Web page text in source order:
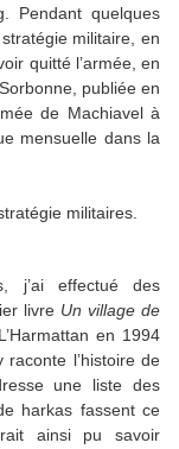
Pendant quelques
militaire, en
quitté l’armée, en
publiée en
de Machiavel à
mensuelle dans la
militaires.
j’ai effectué des
livre Un village de
en 1994
raconte l’histoire de
une liste des
harkas fassent ce
ainsi pu savoir